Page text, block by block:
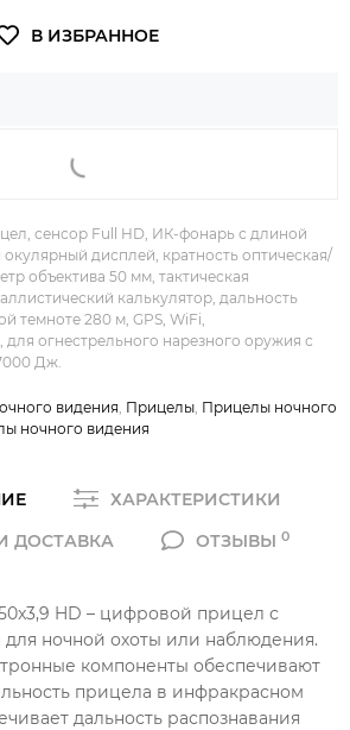
сенсор Full HD, ИК-фонарь с длиной
дисплей, кратность оптическая/
объектива 50 мм, тактическая
калькулятор, дальность
темноте 280 м, GPS, WiFi,
для огнестрельного нарезного оружия с
Дж.
видения Прицелы Прицелы ночного
ночного видения
ХАРАКТЕРИСТИКИ
ДОСТАВКА
ОТЗЫВЫ 0
HD – цифровой прицел с
ночной охоты или наблюдения.
компоненты обеспечивают
прицела в инфракрасном
дальность распознавания